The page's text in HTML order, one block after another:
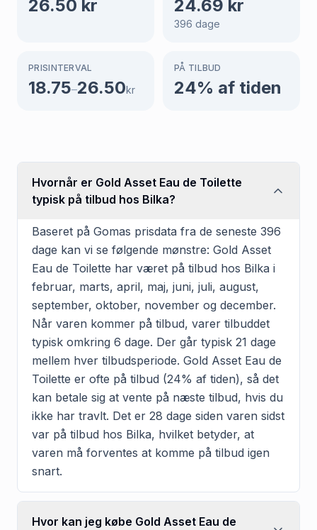
26.50 kr 24.69 kr
396 dage
PRISINTERVAL
18.75–26.50kr
PÅ TILBUD
24% af tiden
Hvornår er Gold Asset Eau de Toilette
typisk på tilbud hos Bilka?
Baseret på Gomas prisdata fra de seneste 396
dage kan vi se følgende mønstre: Gold Asset
Eau de Toilette har været på tilbud hos Bilka i
februar, marts, april, maj, juni, juli, august,
september, oktober, november og december.
Når varen kommer på tilbud, varer tilbuddet
typisk omkring 6 dage. Der går typisk 21 dage
mellem hver tilbudsperiode. Gold Asset Eau de
Toilette er ofte på tilbud (24% af tiden), så det
kan betale sig at vente på næste tilbud, hvis du
ikke har travlt. Det er 28 dage siden varen sidst
var på tilbud hos Bilka, hvilket betyder, at
varen må forventes at komme på tilbud igen
snart.
Hvor kan jeg købe Gold Asset Eau de